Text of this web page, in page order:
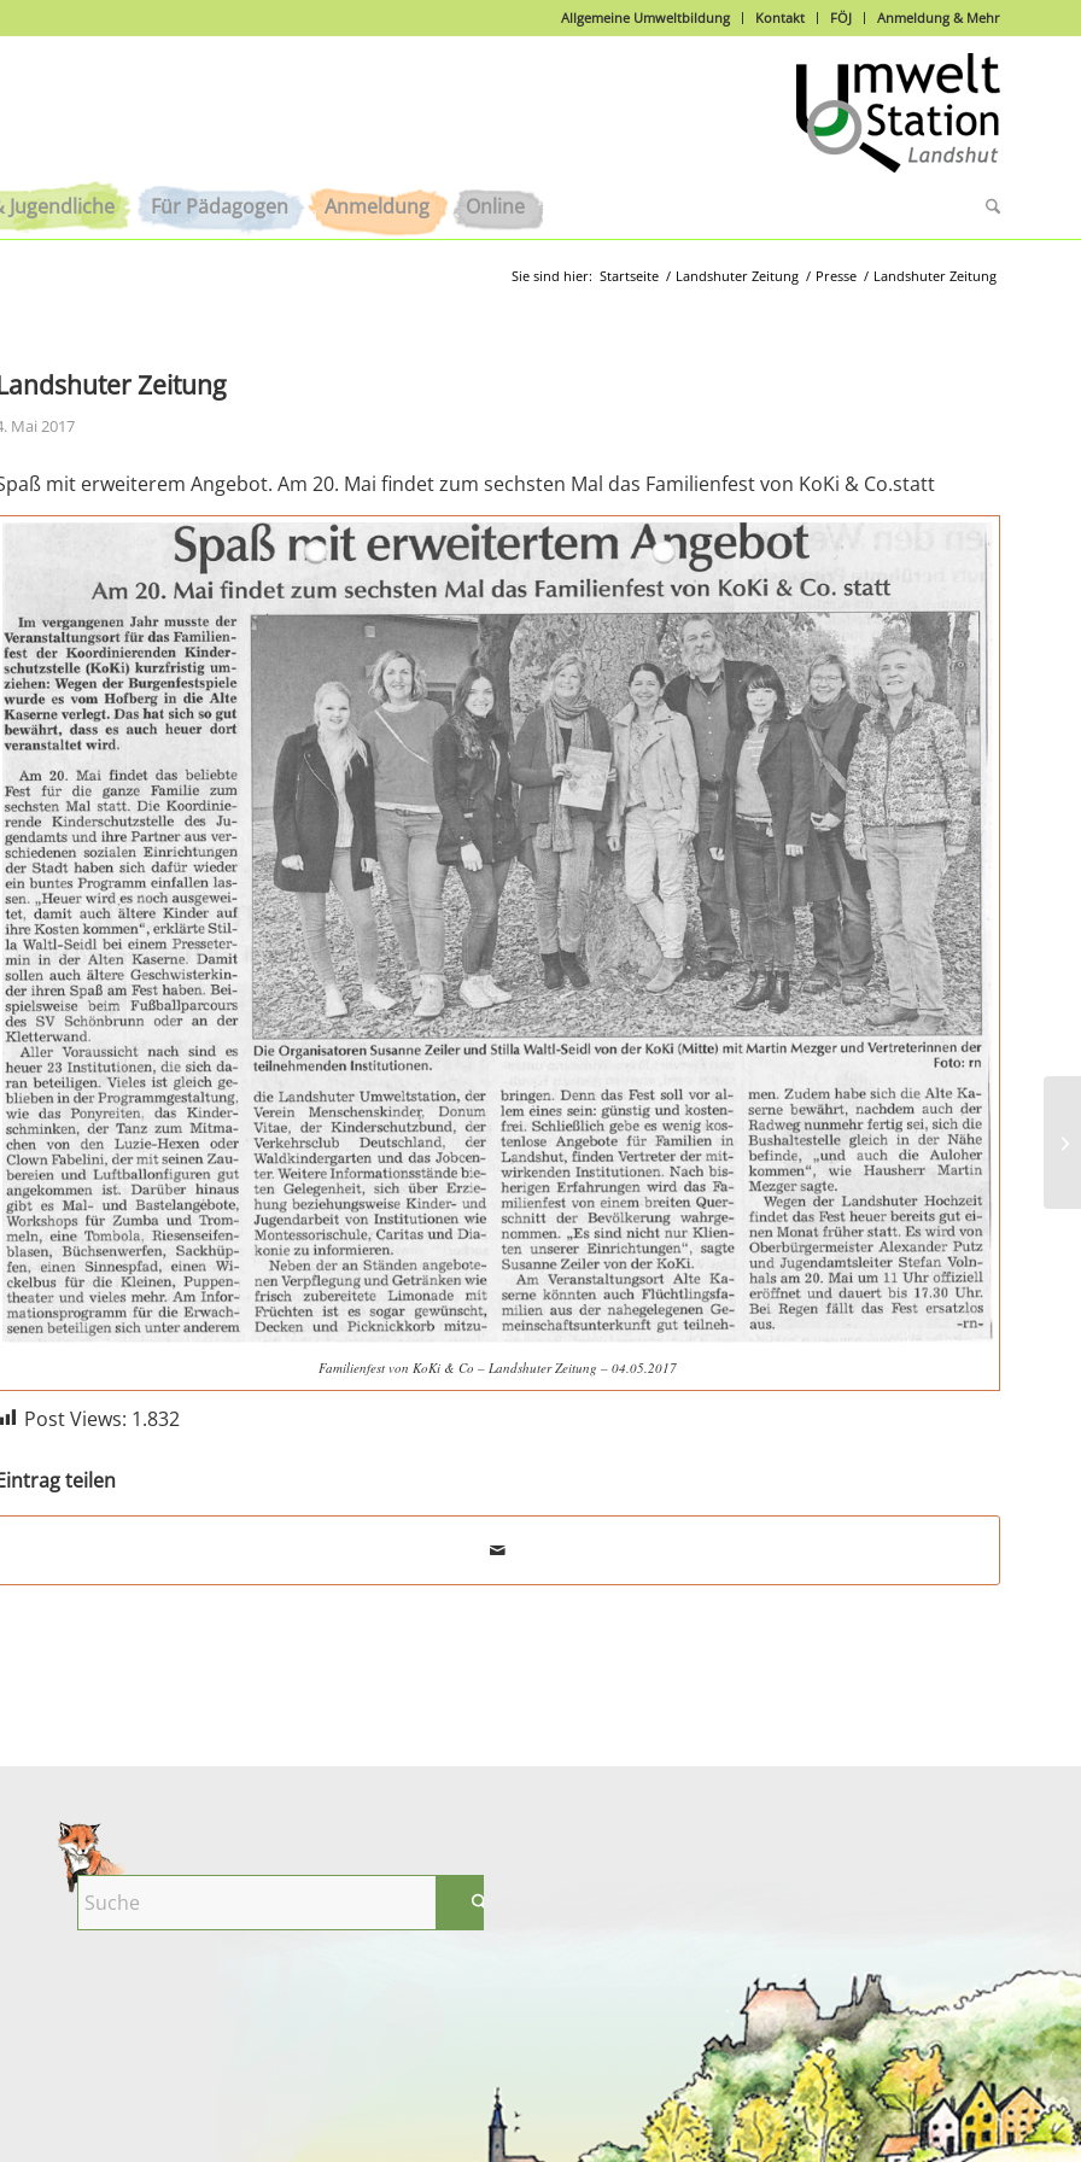
Allgemeine Umweltbildung Kontakt FÖJ Anmeldung & Mehr
Jugendliche Für Pädagogen Anmeldung Online
Sie sind hier: Startseite / Landshuter Zeitung / Presse / Landshuter Zeitung
Zeitung
Mai 2017
mit erweiterem Angebot. Am 20. Mai findet zum sechsten Mal das Familienfest von KoKi & Co.statt
Familienfest von KoKi & Co – Landshuter Zeitung – 04.05.2017
Post Views: 1.832
teilen